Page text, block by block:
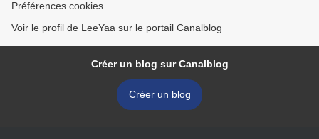
Préférences cookies
Voir le profil de LeeYaa sur le portail Canalblog
Créer un blog sur Canalblog
Créer un blog